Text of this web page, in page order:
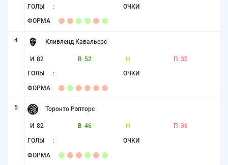
ГОЛЫ : ОЧКИ
ФОРМА
4 Кливленд Кавальерс
И 82 В 52 Н П 30
ГОЛЫ : ОЧКИ
ФОРМА
5 Торонто Рэпторс
И 82 В 46 Н П 36
ГОЛЫ : ОЧКИ
ФОРМА